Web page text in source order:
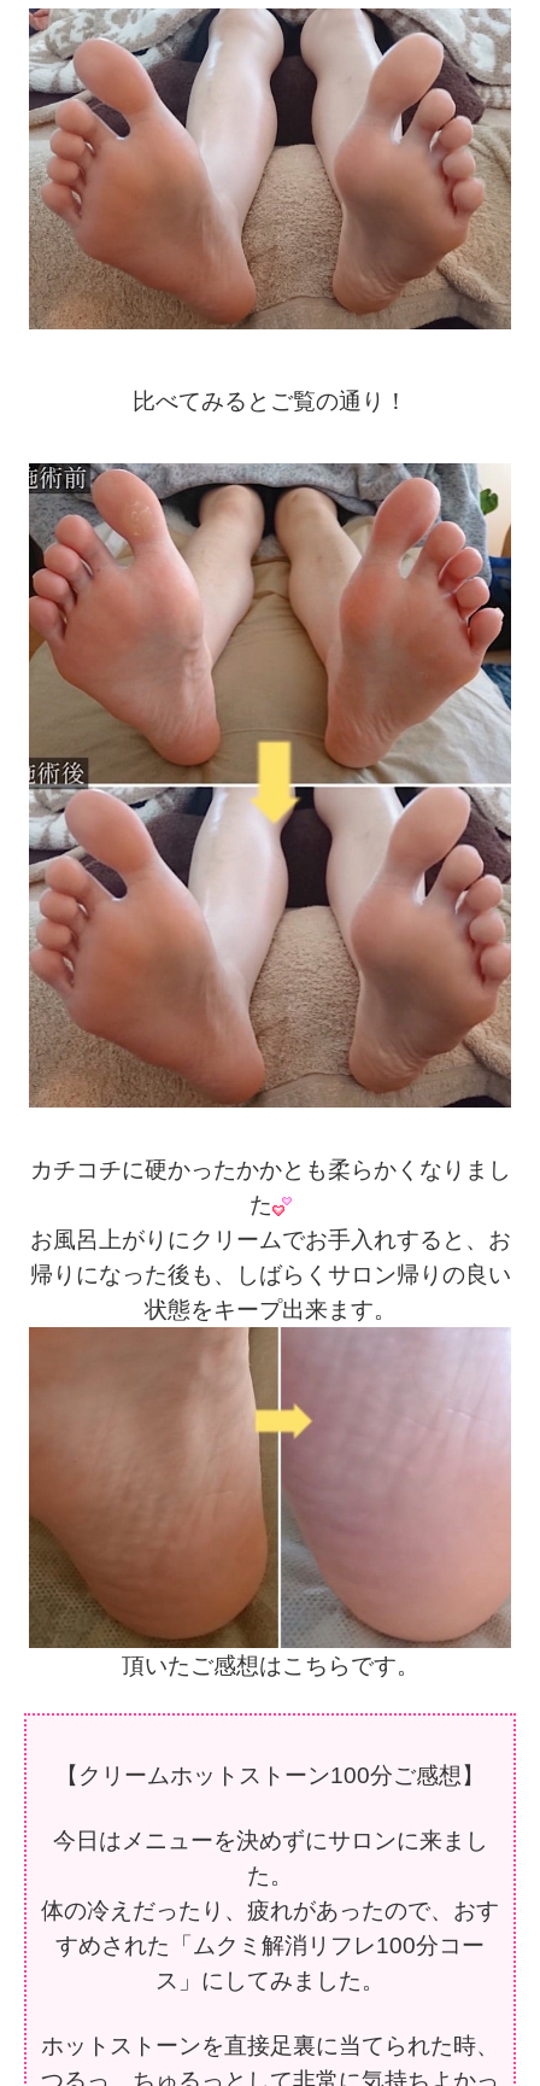
比べてみるとご覧の通り！
カチコチに硬かったかかとも柔らかくなりまし
た
お風呂上がりにクリームでお手入れすると、お
帰りになった後も、しばらくサロン帰りの良い
状態をキープ出来ます。
頂いたご感想はこちらです。
【クリームホットストーン100分ご感想】
今日はメニューを決めずにサロンに来まし
た。
体の冷えだったり、疲れがあったので、おす
すめされた「ムクミ解消リフレ100分コー
ス」にしてみました。
ホットストーンを直接足裏に当てられた時、
つるっ、ちゅるっとして非常に気持ちよかっ